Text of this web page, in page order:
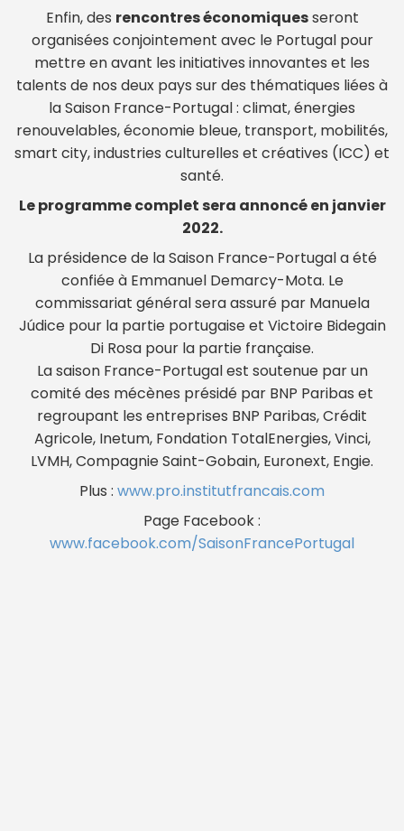
Enfin, des rencontres économiquesseront
organisées conjointement avec le Portugal pour
mettre en avant les initiatives innovantes et les
talents de nos deux pays sur des thématiques liées à
la Saison France-Portugal : climat, énergies
renouvelables, économie bleue, transport, mobilités,
smart city, industries culturelles et créatives (ICC) et
santé.
Le programme complet sera annoncé en janvier
2022.
La présidence de la Saison France-Portugal a été
confiée à Emmanuel Demarcy-Mota. Le
commissariat général sera assuré par Manuela
Júdice pour la partie portugaise et Victoire Bidegain
Di Rosa pour la partie française.
La saison France-Portugal est soutenue par un
comité des mécènes présidé par BNP Paribas et
regroupant les entreprises BNP Paribas, Crédit
Agricole, Inetum, Fondation TotalEnergies, Vinci,
LVMH, Compagnie Saint-Gobain, Euronext, Engie.
Plus : www.pro.institutfrancais.com
Page Facebook :
www.facebook.com/SaisonFrancePortugal